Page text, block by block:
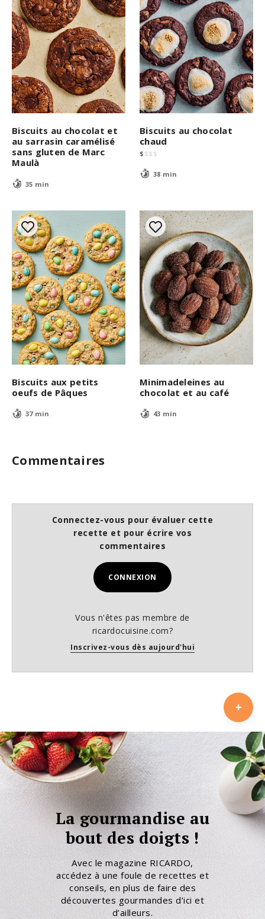
Biscuits au chocolat et
au sarrasin caramélisé
sans gluten de Marc
Maulà
35 min
Biscuits au chocolat
chaud
$ $$ $
38 min
Biscuits aux petits
oeufs de Pâques
37 min
Minimadeleines au
chocolat et au café
43 min
Commentaires
Connectez-vous pour évaluer cette
recette et pour écrire vos
commentaires
CONNEXION
Vous n'êtes pas membre de
ricardocuisine.com?
Inscrivez-vous dès aujourd'hui
La gourmandise au
bout des doigts !
Avec le magazine RICARDO,
accédez à une foule de recettes et
conseils, en plus de faire des
découvertes gourmandes d’ici et
d’ailleurs.